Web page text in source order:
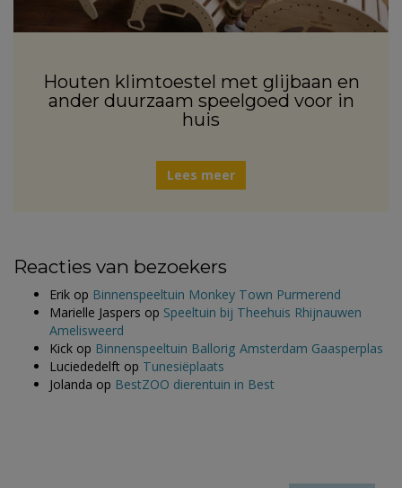
Houten klimtoestel met glijbaan en
ander duurzaam speelgoed voor in
huis
Lees meer
Reacties van bezoekers
Erik op Binnenspeeltuin Monkey Town Purmerend
Marielle Jaspers op Speeltuin bij Theehuis Rhijnauwen
Amelisweerd
Kick op Binnenspeeltuin Ballorig Amsterdam Gaasperplas
Luciededelft op Tunesiëplaats
Jolanda op BestZOO dierentuin in Best